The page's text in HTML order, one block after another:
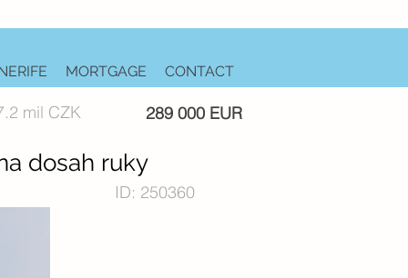
MORTGAGE CONTACT
mil CZK 289 000 EUR
dosah ruky
ID: 250360